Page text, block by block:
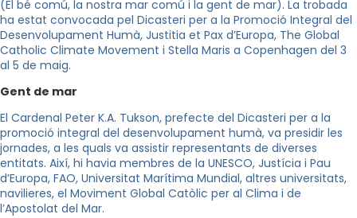
(El bé comú, la nostra mar comú i la gent de mar). La trobada
ha estat convocada pel Dicasteri per a la Promoció Integral del
Desenvolupament Humà, Justitia et Pax d’Europa, The Global
Catholic Climate Movement i Stella Maris a Copenhagen del 3
al 5 de maig.
Gent de mar
El Cardenal Peter K.A. Tukson, prefecte del Dicasteri per a la
promoció integral del desenvolupament humà, va presidir les
jornades, a les quals va assistir representants de diverses
entitats. Així, hi havia membres de la UNESCO, Justícia i Pau
d’Europa, FAO, Universitat Marítima Mundial, altres universitats,
navilieres, el Moviment Global Catòlic per al Clima i de
l’Apostolat del Mar.